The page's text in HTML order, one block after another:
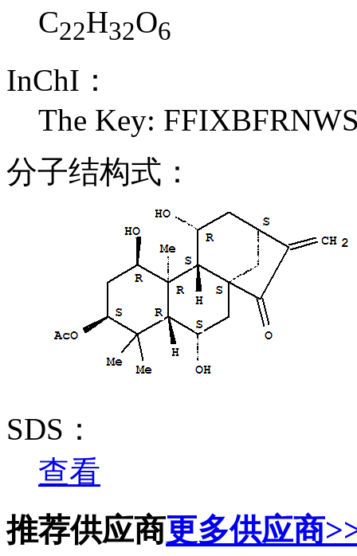
C22H32O6
InChI：
The Key:
分子结构式：
SDS：
查看
推荐供应商更多供应商